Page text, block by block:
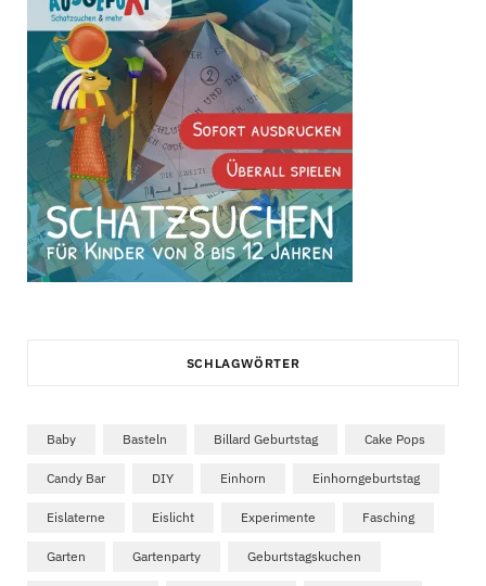
SCHLAGWÖRTER
Baby Basteln Billard Geburtstag Cake Pops
Candy Bar DIY Einhorn Einhorngeburtstag
Eislaterne Eislicht Experimente Fasching
Garten Gartenparty Geburtstagskuchen